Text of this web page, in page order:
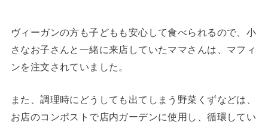
ヴィーガンの方も子どもも安心して食べられるので、小
さなお子さんと一緒に来店していたママさんは、マフィ
ンを注文されていました。
また、調理時にどうしても出てしまう野菜くずなどは、
お店のコンポストで店内ガーデンに使用し、循環してい